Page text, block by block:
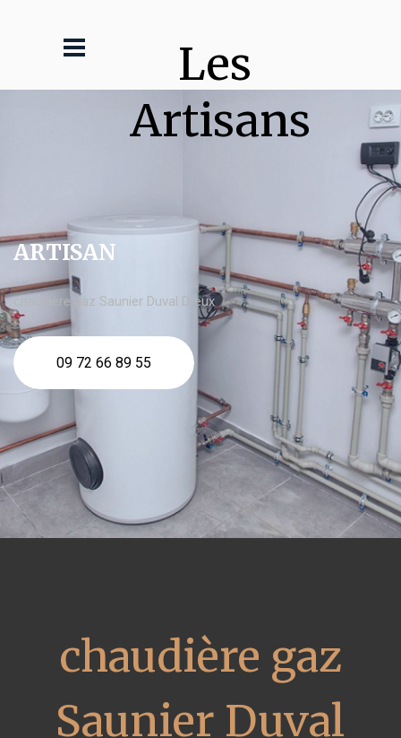
Les
Artisans
ARTISAN
chaudière gaz Saunier Duval Dreux
09 72 66 89 55
chaudière gaz
Saunier Duval